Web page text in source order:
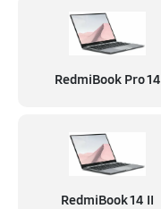
RedmiBook Pro 14
RedmiBook 14 II